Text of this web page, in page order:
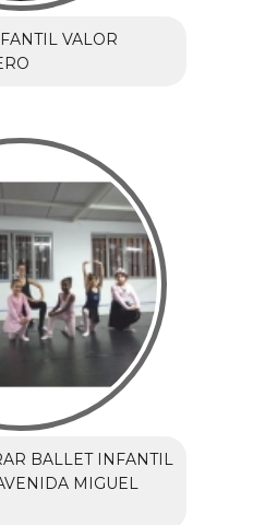
VALOR
BALLET INFANTIL
MIGUEL